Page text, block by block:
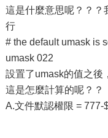
這是什麼意思呢？？？
行
# the default umask is
umask 022
設置了umask的值之後
這是怎麼計算的呢？？
A.文件默認權限 = 777-